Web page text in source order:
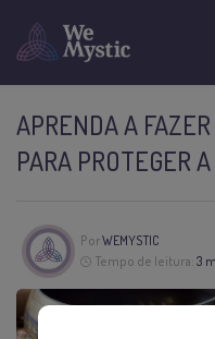
APRENDA A
PARA PROTEGER
PorWEMYSTIC
Tempo de leitura: 3